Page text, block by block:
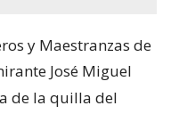
y Maestranzas de
José Miguel
de la quilla del